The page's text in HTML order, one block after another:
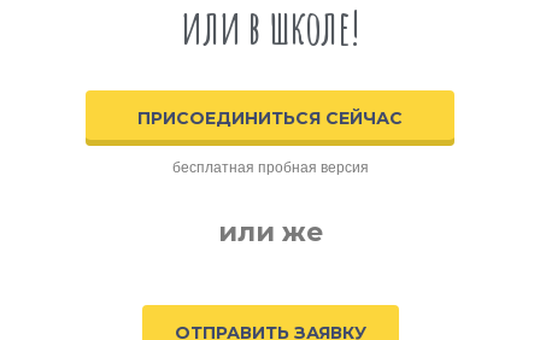
или в школе!
ПРИСОЕДИНИТЬСЯ СЕЙЧАС
бесплатная пробная версия
или же
ОТПРАВИТЬ ЗАЯВКУ